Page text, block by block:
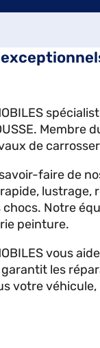
Membre
de
faire de
lustrage,
Notre
peinture.
vous
les
votre